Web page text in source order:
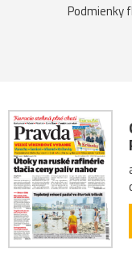
Podmienky